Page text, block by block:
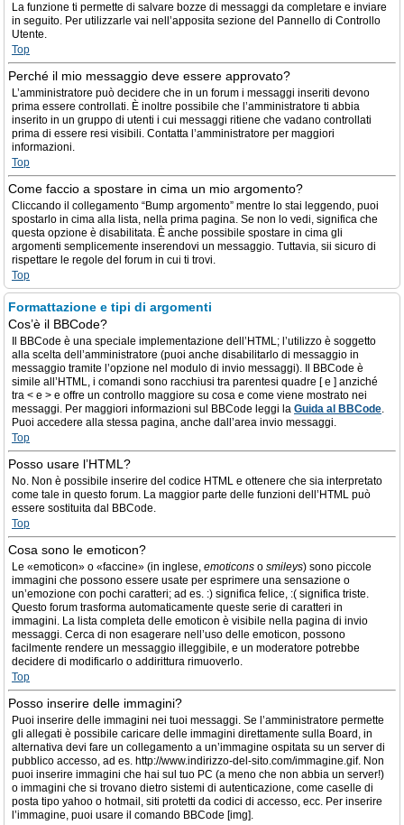
La funzione ti permette di salvare bozze di messaggi da completare e inviare
in seguito. Per utilizzarle vai nell’apposita sezione del Pannello di Controllo
Utente.
Top
Perché il mio messaggio deve essere approvato?
L’amministratore può decidere che in un forum i messaggi inseriti devono
prima essere controllati. È inoltre possibile che l’amministratore ti abbia
inserito in un gruppo di utenti i cui messaggi ritiene che vadano controllati
prima di essere resi visibili. Contatta l’amministratore per maggiori
informazioni.
Top
Come faccio a spostare in cima un mio argomento?
Cliccando il collegamento “Bump argomento” mentre lo stai leggendo, puoi
spostarlo in cima alla lista, nella prima pagina. Se non lo vedi, significa che
questa opzione è disabilitata. È anche possibile spostare in cima gli
argomenti semplicemente inserendovi un messaggio. Tuttavia, sii sicuro di
rispettare le regole del forum in cui ti trovi.
Top
Formattazione e tipi di argomenti
Cos’è il BBCode?
Il BBCode è una speciale implementazione dell’HTML; l’utilizzo è soggetto
alla scelta dell’amministratore (puoi anche disabilitarlo di messaggio in
messaggio tramite l’opzione nel modulo di invio messaggi). Il BBCode è
simile all’HTML, i comandi sono racchiusi tra parentesi quadre [ e ] anziché
tra < e > e offre un controllo maggiore su cosa e come viene mostrato nei
messaggi. Per maggiori informazioni sul BBCode leggi la Guida al BBCode.
Puoi accedere alla stessa pagina, anche dall’area invio messaggi.
Top
Posso usare l’HTML?
No. Non è possibile inserire del codice HTML e ottenere che sia interpretato
come tale in questo forum. La maggior parte delle funzioni dell’HTML può
essere sostituita dal BBCode.
Top
Cosa sono le emoticon?
Le «emoticon» o «faccine» (in inglese, emoticons o smileys) sono piccole
immagini che possono essere usate per esprimere una sensazione o
un’emozione con pochi caratteri; ad es. :) significa felice, :( significa triste.
Questo forum trasforma automaticamente queste serie di caratteri in
immagini. La lista completa delle emoticon è visibile nella pagina di invio
messaggi. Cerca di non esagerare nell’uso delle emoticon, possono
facilmente rendere un messaggio illeggibile, e un moderatore potrebbe
decidere di modificarlo o addirittura rimuoverlo.
Top
Posso inserire delle immagini?
Puoi inserire delle immagini nei tuoi messaggi. Se l’amministratore permette
gli allegati è possibile caricare delle immagini direttamente sulla Board, in
alternativa devi fare un collegamento a un’immagine ospitata su un server di
pubblico accesso, ad es. http://www.indirizzo-del-sito.com/immagine.gif. Non
puoi inserire immagini che hai sul tuo PC (a meno che non abbia un server!)
o immagini che si trovano dietro sistemi di autenticazione, come caselle di
posta tipo yahoo o hotmail, siti protetti da codici di accesso, ecc. Per inserire
l’immagine, puoi usare il comando BBCode [img].